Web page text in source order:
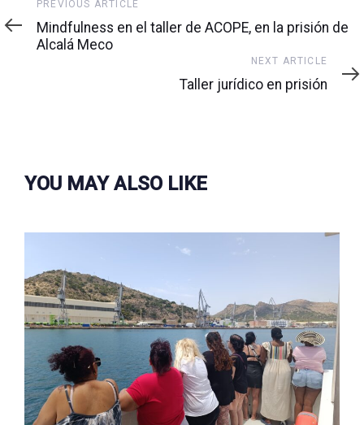
Previous
Article
PREVIOUS ARTICLE
Mindfulness en el taller de ACOPE, en la prisión de
Alcalá Meco
Article
NEXT ARTICLE
Taller jurídico en prisión
YOU MAY ALSO LIKE